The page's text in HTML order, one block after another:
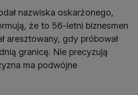
nazwiska oskarżonego,
że to 56-letni biznesmen
aresztowany, gdy próbował
granicę. Nie precyzują
ma podwójne